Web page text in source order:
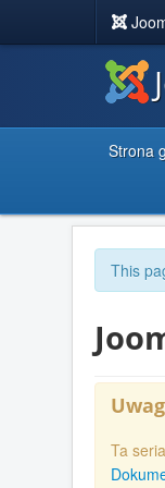
Strona
This
Ta